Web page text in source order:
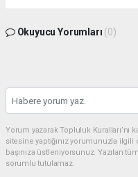
Okuyucu Yorumları (0)
Yorum yazarak Topluluk
sitesine yaptığınız yorumunuzla
başınıza üstleniyorsunuz. Yazılan
sorumlu tutulamaz.